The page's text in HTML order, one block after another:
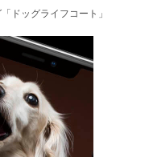
ドッグライフコート」